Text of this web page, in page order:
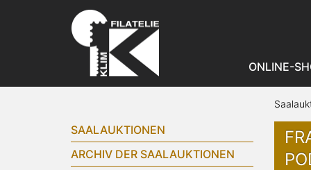
ONLINE-
SAALAUKTIONEN
ARCHIV DER SAALAUKTIONEN